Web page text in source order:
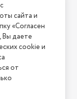
нам
нас есть всё!
сайта и
«Согласен
Вы даете
cookie и
от